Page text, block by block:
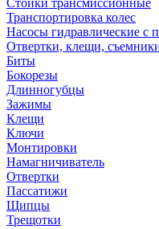
Стойки трансмиссионные
Транспортировка колес
Насосы гидравлические с
Отвертки, клещи,
Биты
Бокорезы
Длинногубцы
Зажимы
Клещи
Ключи
Монтировки
Намагничиватель
Отвертки
Пассатижи
Щипцы
Трещотки